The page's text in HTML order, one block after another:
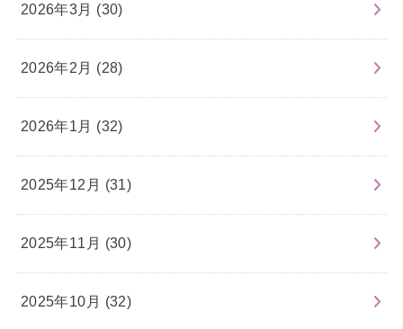
2026年3月 (30)
2026年2月 (28)
2026年1月 (32)
2025年12月 (31)
2025年11月 (30)
2025年10月 (32)